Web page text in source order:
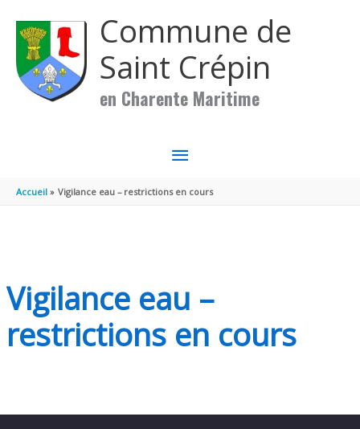
Commune de
Saint Crépin
en Charente Maritime
MENU
PRINCIPAL
Accueil Vigilance eau – restrictions en cours
Vigilance eau –
restrictions en cours